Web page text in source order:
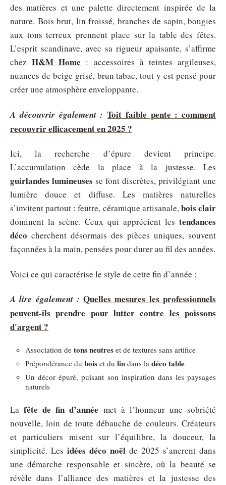
des matières et une palette directement inspirée de la
nature. Bois brut, lin froissé, branches de sapin, bougies
aux tons terreux prennent place sur la table des fêtes.
L’esprit scandinave, avec sa rigueur apaisante, s’affirme
chezH&M Home : accessoires à teintes argileuses,
nuances de beige grisé, brun tabac, tout y est pensé pour
créer une atmosphère enveloppante.
A découvrir également : Toit faible pente : comment
recouvrir efficacement en 2025 ?
Ici, la recherche d’épure devient principe.
L’accumulation cède la place à la justesse. Les
guirlandes lumineuses se font discrètes, privilégiant une
lumière douce et diffuse. Les matières naturelles
s’invitent partout : feutre, céramique artisanale,bois clair
dominent la scène. Ceux qui apprécient les tendances
déco cherchent désormais des pièces uniques, souvent
façonnées à la main, pensées pour durer au fil des années.
Voici ce qui caractérise le style de cette fin d’année :
A lire également : Quelles mesures les professionnels
peuvent-ils prendre pour lutter contre les poissons
d'argent ?
Association de tons neutres et de textures sans artifice
Prépondérance du bois et du lin dans la déco table
Un décor épuré, puisant son inspiration dans les paysages
naturels
Lafête de fin d’année met à l’honneur une sobriété
nouvelle, loin de toute débauche de couleurs. Créateurs
et particuliers misent sur l’équilibre, la douceur, la
simplicité. Les idées déco noël de 2025 s’ancrent dans
une démarche responsable et sincère, où la beauté se
révèle dans l’alliance des matières et la justesse des